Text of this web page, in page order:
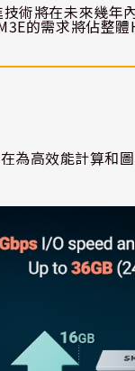
技術將在未來幾年
的需求將佔整體
為高效能計算和